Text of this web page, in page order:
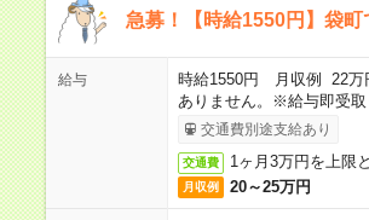
急募！【時給1550円】袋
給与
時給1550円 月収例 22万
ありません。※給与即受取
交通費別途支給あり
交通費 1ヶ月3万円を上限
月収例 20～25万円